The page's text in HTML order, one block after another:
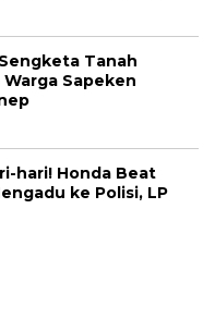
Tanah
Sapeken
hari! Honda Beat
ke Polisi, LP